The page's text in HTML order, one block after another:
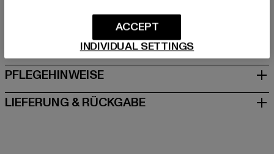
GRÖSSE & PASSFORM
PFLEGEHINWEISE
LIEFERUNG & RÜCKGABE
INDIVIDUAL SETTINGS
ACCEPT